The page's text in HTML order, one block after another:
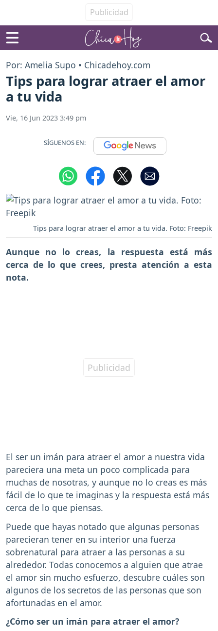
Por: Amelia Supo • Chicadehoy.com
Tips para lograr atraer el amor
a tu vida
Vie, 16 Jun 2023 3:49 pm
SÍGUENOS EN:
Tips para lograr atraer el amor a tu vida. Foto: Freepik
Aunque no lo creas, la respuesta está más
cerca de lo que crees, presta atención a esta
nota.
El ser un imán para atraer el amor a nuestra vida
pareciera una meta un poco complicada para
muchas de nosotras, y aunque no lo creas es más
fácil de lo que te imaginas y la respuesta está más
cerca de lo que piensas.
Puede que hayas notado que algunas personas
parecieran tener en su interior una fuerza
sobrenatural para atraer a las personas a su
alrededor. Todas conocemos a alguien que atrae
el amor sin mucho esfuerzo, descubre cuáles son
algunos de los secretos de las personas que son
afortunadas en el amor.
¿Cómo ser un imán para atraer el amor?